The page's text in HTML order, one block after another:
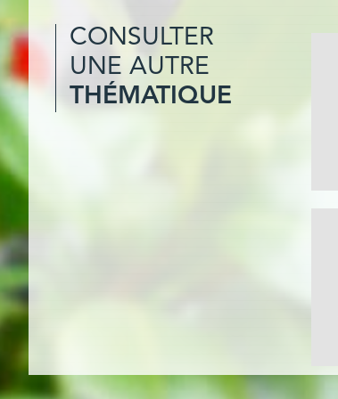
CONSULTER
UNE AUTRE
THÉMATIQUE